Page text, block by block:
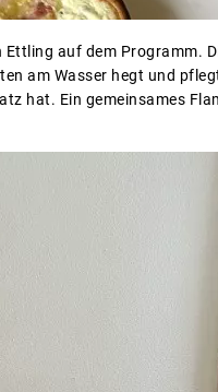
auf dem Programm.
am Wasser hegt und
hat. Ein gemeinsames